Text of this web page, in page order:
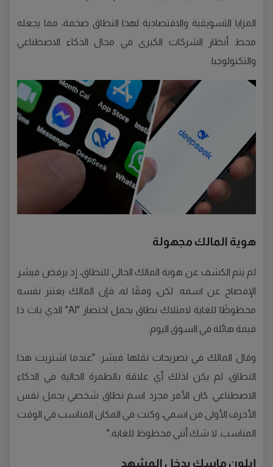
المزايا التسويقية والاقتصادية لهذا النطاق ضخمة، مما يجعله
محط أنظار الشركات الكبرى في مجال الذكاء الاصطناعي
والتكنولوجيا.
هوية المالك مجهولة
لم يتم الكشف عن هوية المالك الحالي للنطاق، إذ يرفض فيشر
الإفصاح عن اسمه. لكن، وفقًا له، فإن المالك يعتبر نفسه
محظوظًا للغاية لامتلاك نطاق يحمل اختصار "AI" الذي بات ذا
قيمة هائلة في السوق اليوم.
وقال المالك في تصريحات نقلها فيشر: "عندما اشتريت هذا
النطاق، لم يكن لذلك أي علاقة بالطفرة الحالية في الذكاء
الاصطناعي. كان الأمر مجرد اسم نطاق شخصي يحمل نفس
الأحرف الأولى من اسمي، وكنت في المكان المناسب في الوقت
المناسب. لا شك أنني محظوظ للغاية."
إيلون ماسك يدخل المشهد